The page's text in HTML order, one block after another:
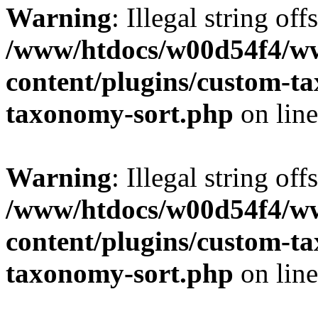
Warning: Illegal string
/www/htdocs/w00d54f4/
content/plugins/custom-
taxonomy-sort.php on
Warning: Illegal string
/www/htdocs/w00d54f4/
content/plugins/custom-
taxonomy-sort.php on